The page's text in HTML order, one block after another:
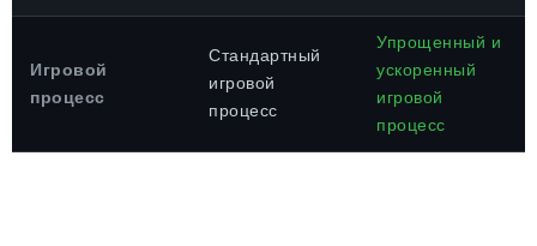
Игровой
процесс
Стандартный
игровой
процесс
Упрощенный и
ускоренный
игровой
процесс